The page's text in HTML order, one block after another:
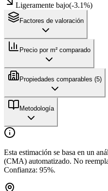
Ligeramente bajo(-3.1%)
Factores de valoración
Precio por m² comparado
Propiedades comparables (5)
Metodología
Esta estimación se basa en un
(CMA) automatizado. No
Confianza: 95%.